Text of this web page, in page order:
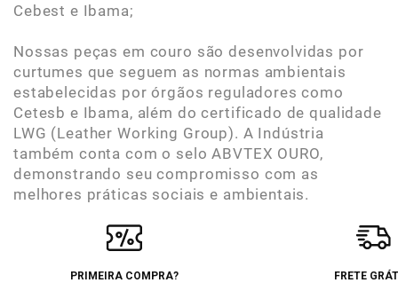
Cebest e Ibama;
Nossas peças em couro são desenvolvidas por
curtumes que seguem as normas ambientais
estabelecidas por órgãos reguladores como
Cetesb e Ibama, além do certificado de qualidade
LWG (Leather Working Group). A Indústria
também conta com o selo ABVTEX OURO,
demonstrando seu compromisso com as
melhores práticas sociais e ambientais.
PRIMEIRA COMPRA?
FRETE